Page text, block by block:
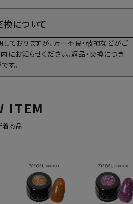
換について
ておりますが、万一不良・破損などがご
にお知らせください。返品・交換につき
す。
ITEM
着商品